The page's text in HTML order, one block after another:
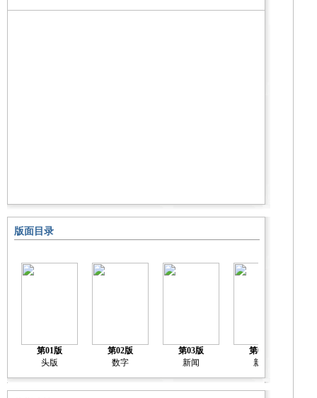
版面目录
第01版
头版
第02版
数字
第03版
新闻
第04版
新闻